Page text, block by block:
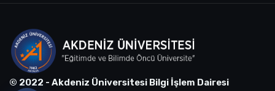
© 2022 - Akdeniz Üniversitesi Bilgi İşlem Dairesi